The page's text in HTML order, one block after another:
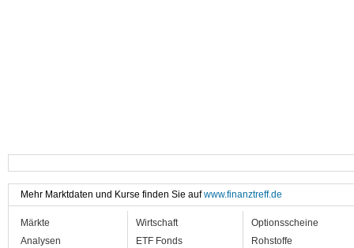
Mehr Marktdaten und Kurse finden Sie aufwww.finanztreff.de
Märkte
Analysen
Wirtschaft
ETF Fonds
Optionsscheine
Rohstoffe